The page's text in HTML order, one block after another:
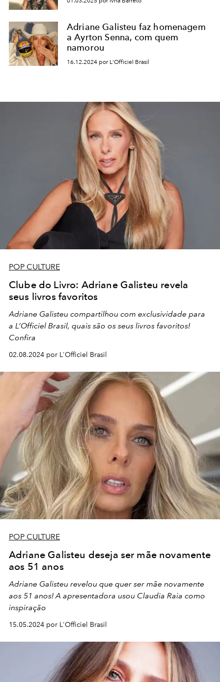
Adriane Galisteu faz homenagem
a Ayrton Senna, com quem
namorou
16.12.2024 por L'Officiel Brasil
POP CULTURE
Clube do Livro: Adriane Galisteu revela
seus livros favoritos
Adriane Galisteu compartilhou com exclusividade para
a L’Officiel Brasil, quais são os seus livros favoritos!
Confira
02.08.2024 por L'Officiel Brasil
POP CULTURE
Adriane Galisteu deseja ser mãe novamente
aos 51 anos
Adriane Galisteu revelou que quer ser mãe novamente
aos 51 anos! A apresentadora usou Claudia Raia como
inspiração
15.05.2024 por L'Officiel Brasil